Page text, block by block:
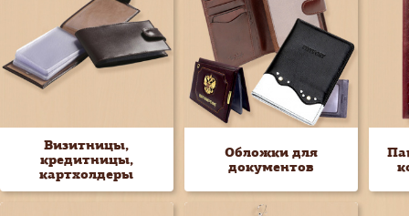
Визитницы,
кредитницы,
картхолдеры
Обложки для
документов